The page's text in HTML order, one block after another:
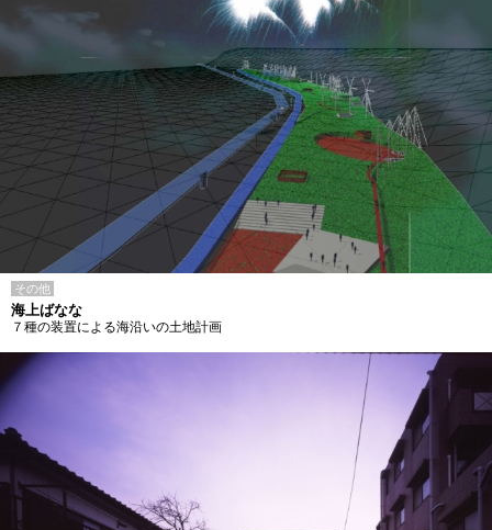
その他
海上ばなな
７種の装置による海沿いの土地計画